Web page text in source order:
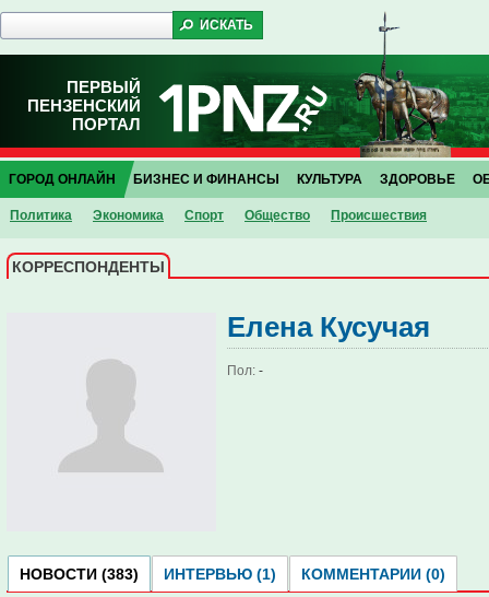
ПЕРВЫЙ
ПЕНЗЕНСКИЙ
ПОРТАЛ
ГОРОД ОНЛАЙН
Политика Экономика Спорт Общество Проиcшествия
БИЗНЕС И ФИНАНСЫ КУЛЬТУРА ЗДОРОВЬЕ
КОРРЕСПОНДЕНТЫ
Елена Кусучая
Пол: -
НОВОСТИ (383) ИНТЕРВЬЮ (1) КОММЕНТАРИИ (0)